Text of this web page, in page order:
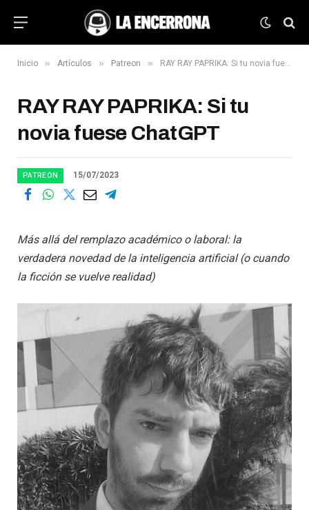
Inicio » Artículos » Patreon » RAY RAY PAPRIKA: Si tu novia fuese ChatGPT
RAY RAY PAPRIKA: Si tu
novia fuese ChatGPT
PATREON 15/07/2023
Más allá del remplazo académico o laboral: la
verdadera novedad de la inteligencia artificial (o cuando
la ficción se vuelve realidad)